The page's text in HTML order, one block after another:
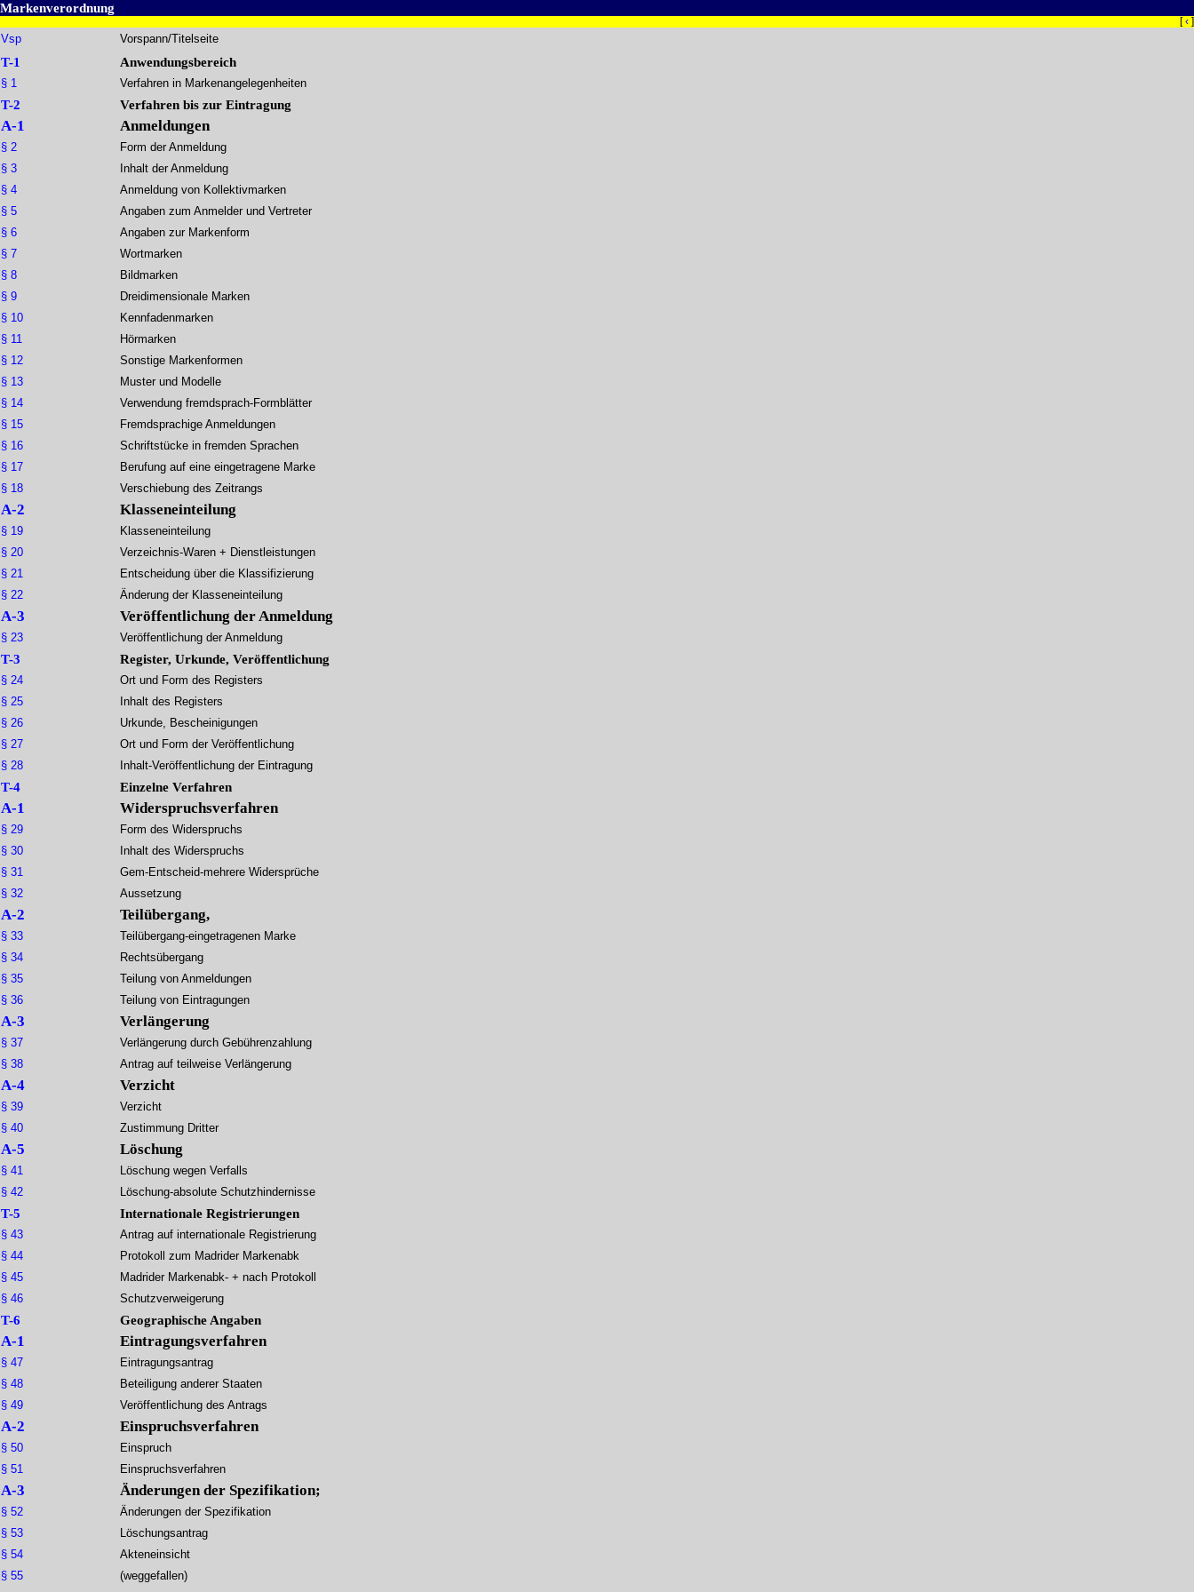
Markenverordnung
[‹ ]
Vsp Vorspann/Titelseite
T-1
§ 1
T-2
A-1
§ 2
§ 3
§ 4
§ 5
§ 6
§ 7
§ 8
§ 9
§ 10
§ 11
§ 12
§ 13
§ 14
§ 15
§ 16
§ 17
§ 18
A-2
§ 19
§ 20
§ 21
§ 22
A-3
§ 23
T-3
§ 24
§ 25
§ 26
§ 27
§ 28
T-4
A-1
§ 29
§ 30
§ 31
§ 32
A-2
§ 33
§ 34
§ 35
§ 36
A-3
§ 37
§ 38
A-4
§ 39
§ 40
A-5
§ 41
§ 42
T-5
§ 43
§ 44
§ 45
§ 46
T-6
A-1
§ 47
§ 48
§ 49
A-2
§ 50
§ 51
A-3
§ 52
§ 53
§ 54
§ 55
Anwendungsbereich
Verfahren in Markenangelegenheiten
Verfahren bis zur Eintragung
Anmeldungen
Form der Anmeldung
Inhalt der Anmeldung
Anmeldung von Kollektivmarken
Angaben zum Anmelder und Vertreter
Angaben zur Markenform
Wortmarken
Bildmarken
Dreidimensionale Marken
Kennfadenmarken
Hörmarken
Sonstige Markenformen
Muster und Modelle
Verwendung fremdsprach-Formblätter
Fremdsprachige Anmeldungen
Schriftstücke in fremden Sprachen
Berufung auf eine eingetragene Marke
Verschiebung des Zeitrangs
Klasseneinteilung
Klasseneinteilung
Verzeichnis-Waren + Dienstleistungen
Entscheidung über die Klassifizierung
Änderung der Klasseneinteilung
Veröffentlichung der Anmeldung
Veröffentlichung der Anmeldung
Register, Urkunde, Veröffentlichung
Ort und Form des Registers
Inhalt des Registers
Urkunde, Bescheinigungen
Ort und Form der Veröffentlichung
Inhalt-Veröffentlichung der Eintragung
Einzelne Verfahren
Widerspruchsverfahren
Form des Widerspruchs
Inhalt des Widerspruchs
Gem-Entscheid-mehrere Widersprüche
Aussetzung
Teilübergang,
Teilübergang-eingetragenen Marke
Rechtsübergang
Teilung von Anmeldungen
Teilung von Eintragungen
Verlängerung
Verlängerung durch Gebührenzahlung
Antrag auf teilweise Verlängerung
Verzicht
Verzicht
Zustimmung Dritter
Löschung
Löschung wegen Verfalls
Löschung-absolute Schutzhindernisse
Internationale Registrierungen
Antrag auf internationale Registrierung
Protokoll zum Madrider Markenabk
Madrider Markenabk- + nach Protokoll
Schutzverweigerung
Geographische Angaben
Eintragungsverfahren
Eintragungsantrag
Beteiligung anderer Staaten
Veröffentlichung des Antrags
Einspruchsverfahren
Einspruch
Einspruchsverfahren
Änderungen der Spezifikation;
Änderungen der Spezifikation
Löschungsantrag
Akteneinsicht
(weggefallen)